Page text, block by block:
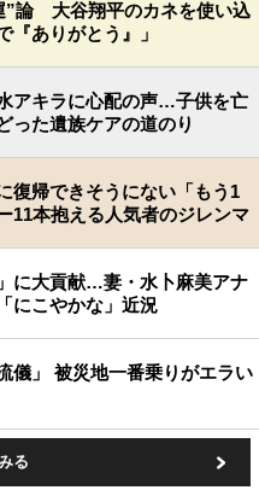
”論 大谷翔平のカネを使い込
『ありがとう』」
アキラに心配の声…子供を亡
った遺族ケアの道のり
復帰できそうにない「もう1
11本抱える人気者のジレンマ
に大貢献…妻・水卜麻美アナ
にこやかな」近況
儀」 被災地一番乗りがエラい
る